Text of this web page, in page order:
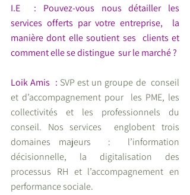
I.E  : Pouvez-vous nous détailler les
services offerts par votre entreprise,  la
manière dont elle soutient ses  clients et
comment elle se distingue  sur le marché ?
Loik Amis  : SVP est un groupe de  conseil
et d’accompagnement pour  les PME, les
collectivités et les professionnels du
conseil. Nos services  englobent trois
domaines majeurs  :  l’information
décisionnelle, la digitalisation des
processus RH et l’accompagnement en
performance sociale.